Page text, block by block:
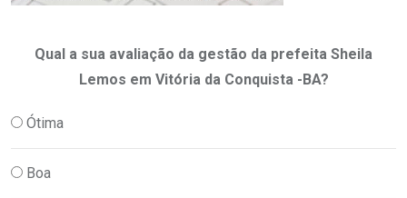
Qual a sua avaliação da gestão da prefeita Sheila
Lemos em Vitória da Conquista -BA?
Ótima
Boa